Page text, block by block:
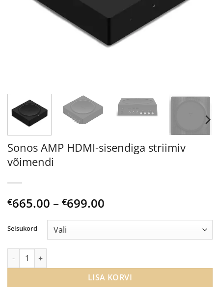
Sonos AMP HDMI-sisendiga striimiv
võimendi
€665.00 – €699.00
through
Seisukord
Sonos AMP HDMI-sisendiga striimiv võimendi kogus
LISA KORVI